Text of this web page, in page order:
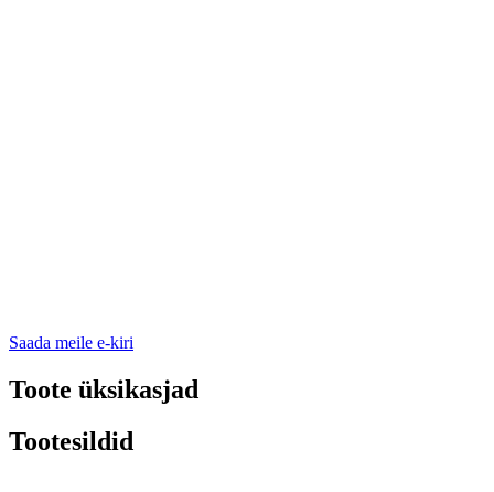
Saada meile e-kiri
Toote üksikasjad
Tootesildid